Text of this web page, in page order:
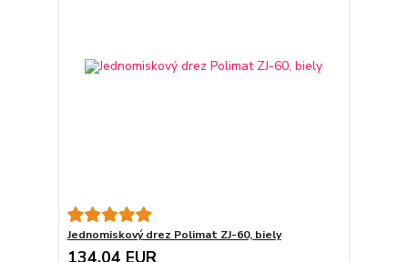
Jednomiskový drez Polimat ZJ-60, biely